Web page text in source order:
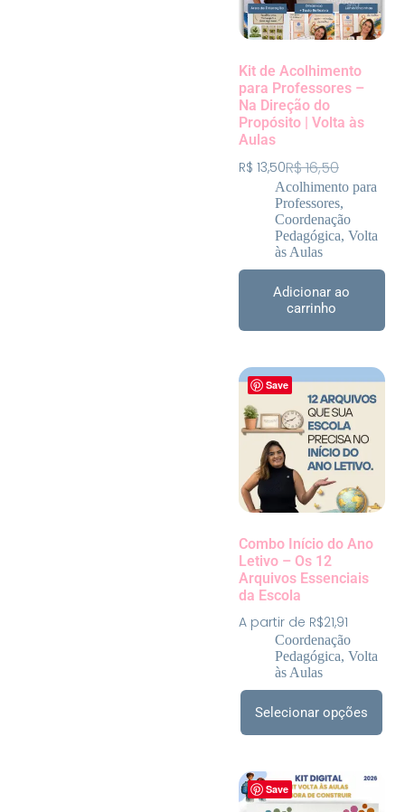
Kit de Acolhimento
para Professores –
Na Direção do
Propósito | Volta às
Aulas
R$16,50
R$ 13,50
Acolhimento para
Professores,
Coordenação
Pedagógica, Volta
às Aulas
Adicionar ao
carrinho
Save
Combo Início do Ano
Letivo – Os 12
Arquivos Essenciais
da Escola
A partir de R$21,91
Coordenação
Pedagógica, Volta
às Aulas
Selecionar opções
Save